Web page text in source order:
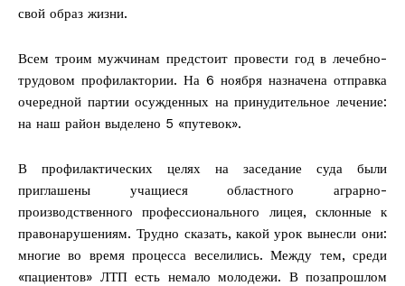
свой образ жизни.
Всем троим мужчинам предстоит провести год в лечебно-
трудовом профилактории. На 6 ноября назначена отправка
очередной партии осужденных на принудительное лечение:
на наш район выделено 5 «путевок».
В профилактических целях на заседание суда были
приглашены учащиеся областного аграрно-
производственного профессионального лицея, склонные к
правонарушениям. Трудно сказать, какой урок вынесли они:
многие во время процесса веселились. Между тем, среди
«пациентов» ЛТП есть немало молодежи. В позапрошлом